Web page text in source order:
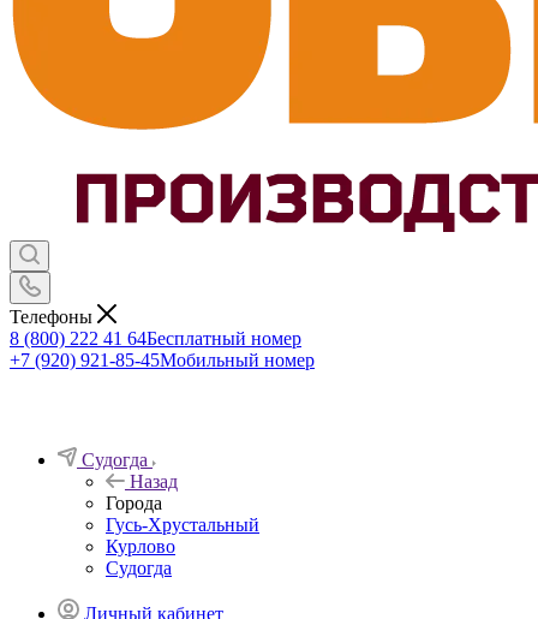
Телефоны
8 (800) 222 41 64Бесплатный номер
+7 (920) 921-85-45Мобильный номер
Судогда
Назад
Города
Гусь-Хрустальный
Курлово
Судогда
Личный кабинет